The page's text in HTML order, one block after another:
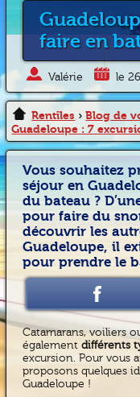
faire en
Valérie le
Rentîles › Blog de
Guadeloupe : 7
Vous souhaitez
séjour en
du bateau ?
pour faire du
découvrir les
Guadeloupe, il
pour prendre le
Catamarans, voiliers
égalementdifférents
excursion. Pour vous
proposons quelques
Guadeloupe !